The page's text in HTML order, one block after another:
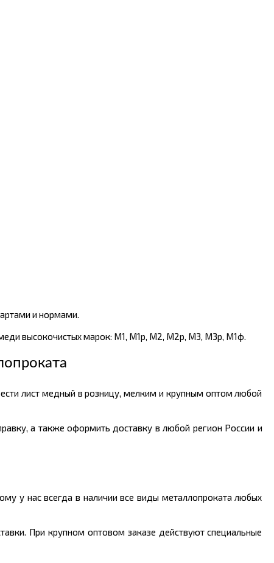
и нормами.
высокочистых марок: М1, М1р, М2, М2р, М3, М3р, М1ф.
лист медный в розницу, мелким и крупным оптом любой
а также оформить доставку в любой регион России и
у нас всегда в наличии все виды металлопроката любых
При крупном оптовом заказе действуют специальные